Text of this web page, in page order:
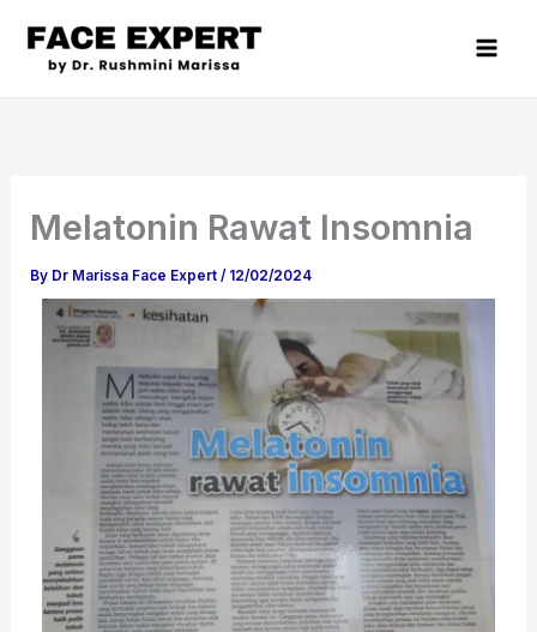
content
Melatonin Rawat Insomnia
By Dr Marissa Face Expert/ 12/02/2024